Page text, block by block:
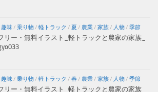
味/ 乗り物/ 軽トラック / 夏 / 農業/ 家族/ 人物/ 季節
リー・無料イラスト_軽トラックと農家の家族_
味/ 乗り物/ 軽トラック / 春/ 農業/ 家族/ 人物/ 季節
リー・無料イラスト_軽トラックと農家の家族_